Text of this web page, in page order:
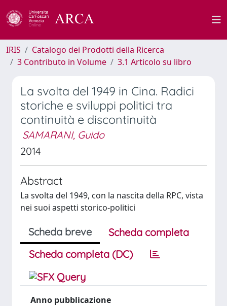
IRIS
Catalogo dei Prodotti della Ricerca
3 Contributo in Volume
3.1 Articolo su libro
La svolta del 1949 in Cina. Radici
storiche e sviluppi politici tra
continuità e discontinuità
SAMARANI, Guido
2014
Abstract
La svolta del 1949, con la nascita della RPC, vista
nei suoi aspetti storico-politici
Scheda breve
Scheda completa
Scheda completa (DC)
Anno pubblicazione